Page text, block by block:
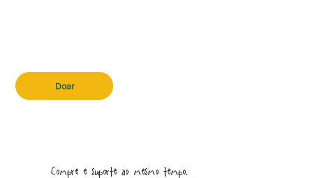
Doar
Compre e suporte ao mesmo tempo.